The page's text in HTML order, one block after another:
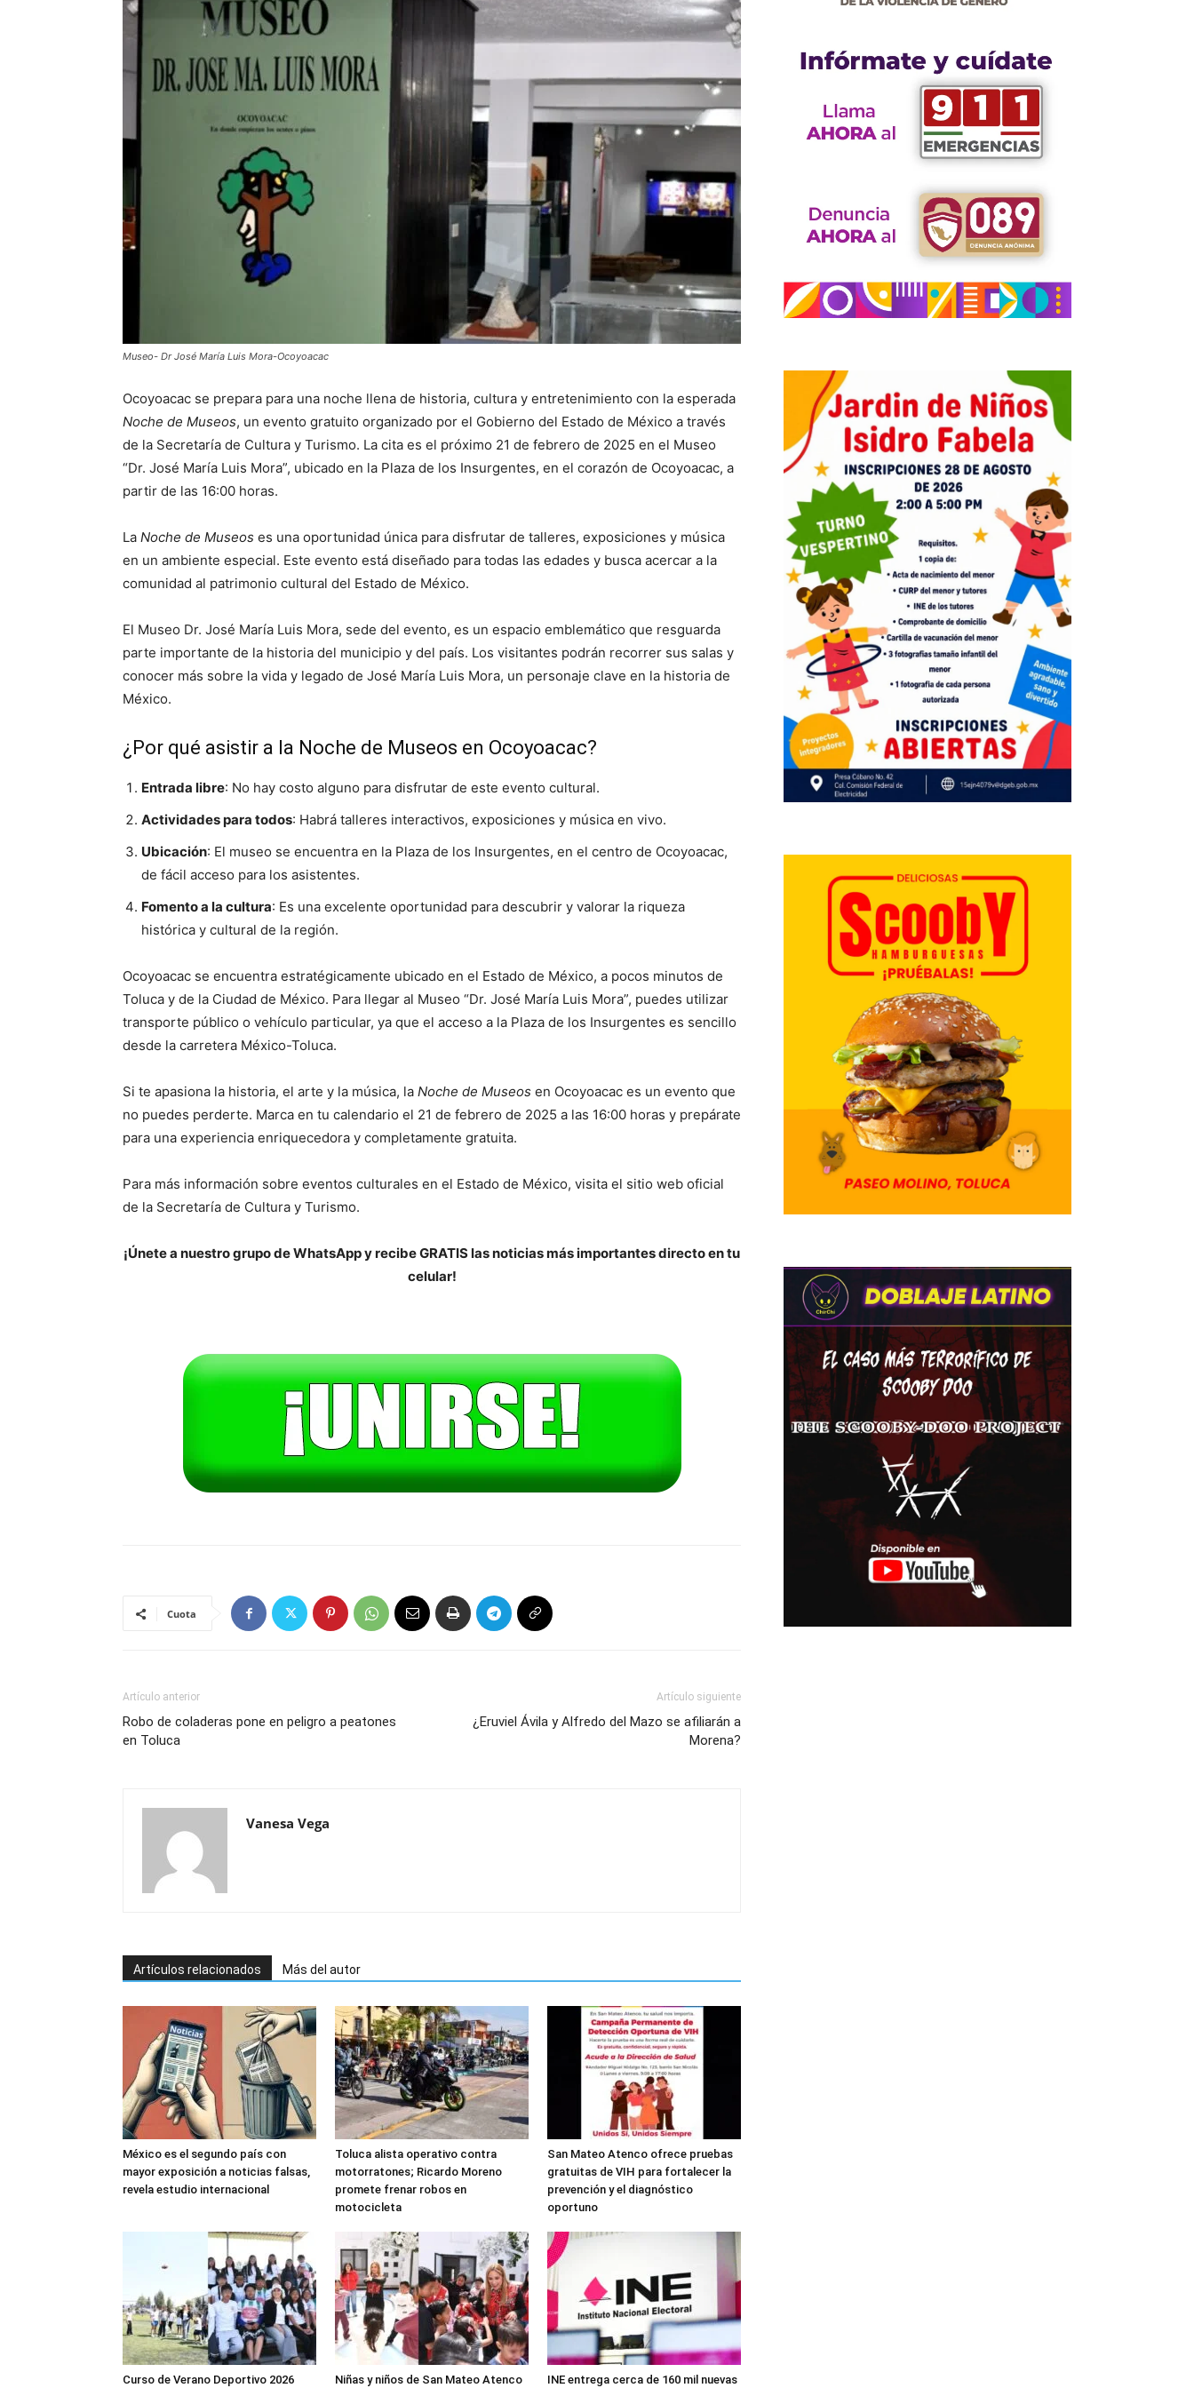
Museo- Dr José María Luis Mora-Ocoyoacac
Ocoyoacac se prepara para una noche llena de historia, cultura y entretenimiento con la esperada
Noche de Museos, un evento gratuito organizado por el Gobierno del Estado de México a través
de la Secretaría de Cultura y Turismo. La cita es el próximo 21 de febrero de 2025 en el Museo
“Dr. José María Luis Mora”, ubicado en la Plaza de los Insurgentes, en el corazón de Ocoyoacac, a
partir de las 16:00 horas.
La Noche de Museos es una oportunidad única para disfrutar de talleres, exposiciones y música
en un ambiente especial. Este evento está diseñado para todas las edades y busca acercar a la
comunidad al patrimonio cultural del Estado de México.
El Museo Dr. José María Luis Mora, sede del evento, es un espacio emblemático que resguarda
parte importante de la historia del municipio y del país. Los visitantes podrán recorrer sus salas y
conocer más sobre la vida y legado de José María Luis Mora, un personaje clave en la historia de
México.
¿Por qué asistir a la Noche de Museos en Ocoyoacac?
Entrada libre: No hay costo alguno para disfrutar de este evento cultural.
Actividades para todos: Habrá talleres interactivos, exposiciones y música en vivo.
Ubicación: El museo se encuentra en la Plaza de los Insurgentes, en el centro de Ocoyoacac,
de fácil acceso para los asistentes.
Fomento a la cultura: Es una excelente oportunidad para descubrir y valorar la riqueza
histórica y cultural de la región.
Ocoyoacac se encuentra estratégicamente ubicado en el Estado de México, a pocos minutos de
Toluca y de la Ciudad de México. Para llegar al Museo “Dr. José María Luis Mora”, puedes utilizar
transporte público o vehículo particular, ya que el acceso a la Plaza de los Insurgentes es sencillo
desde la carretera México-Toluca.
Si te apasiona la historia, el arte y la música, la Noche de Museos en Ocoyoacac es un evento que
no puedes perderte. Marca en tu calendario el 21 de febrero de 2025 a las 16:00 horas y prepárate
para una experiencia enriquecedora y completamente gratuita.
Para más información sobre eventos culturales en el Estado de México, visita el sitio web oficial
de la Secretaría de Cultura y Turismo.
¡Únete a nuestro grupo de WhatsApp y recibe GRATIS las noticias más importantes directo en tu
celular!
Cuota
Artículo anterior
Robo de coladeras pone en peligro a peatones
en Toluca
Artículo siguiente
¿Eruviel Ávila y Alfredo del Mazo se afiliarán a
Morena?
Vanesa Vega
Artículos relacionados Más del autor
México es el segundo país con
mayor exposición a noticias falsas,
revela estudio internacional
Toluca alista operativo contra
motorratones; Ricardo Moreno
promete frenar robos en
motocicleta
San Mateo Atenco ofrece pruebas
gratuitas de VIH para fortalecer la
prevención y el diagnóstico
oportuno
Curso de Verano Deportivo 2026 Niñas y niños de San Mateo Atenco INE entrega cerca de 160 mil nuevas